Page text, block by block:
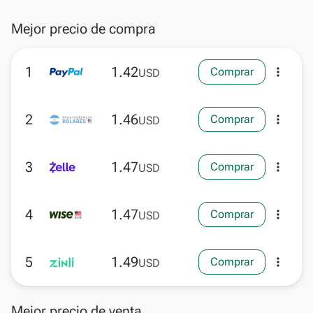
Mejor precio de compra
1 1.42USD Comprar more_vert
2 1.46USD Comprar more_vert
3 1.47USD Comprar more_vert
4 1.47USD Comprar more_vert
5 1.49USD Comprar more_vert